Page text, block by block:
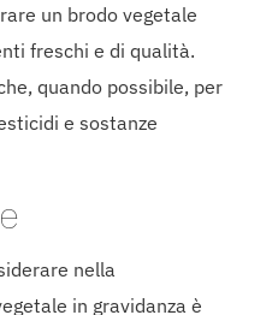
un brodo vegetale
freschi e di qualità.
quando possibile, per
e sostanze
nella
in gravidanza è